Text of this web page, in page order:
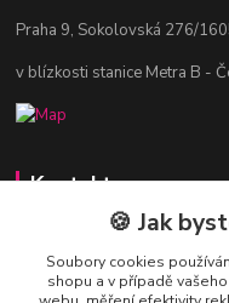
Praha 9, Sokolovská 276/
v blízkosti stanice Metra B -
Kontakty
Jitka Vlasáková
281 916
Po-Čt 8-16:30,
🍪 Jak
Soubory cookies
shopu a v případě